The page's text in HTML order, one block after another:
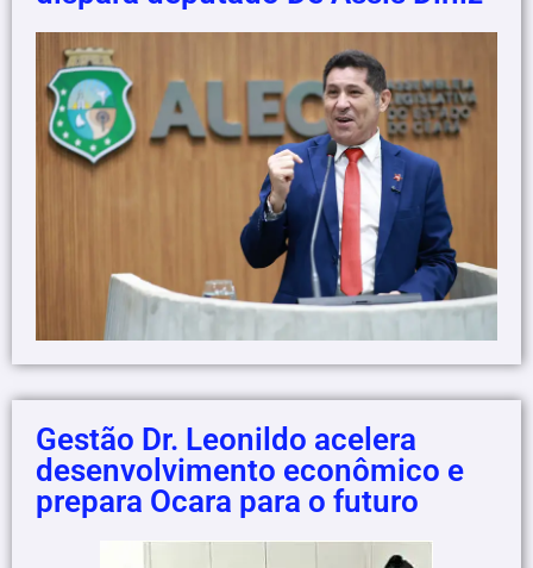
Gestão Dr. Leonildo acelera
desenvolvimento econômico e
prepara Ocara para o futuro